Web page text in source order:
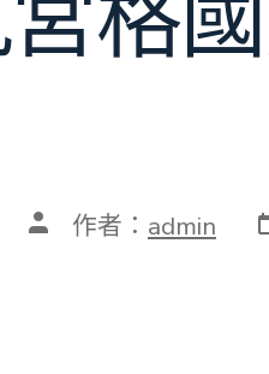
格
文 作者： admin